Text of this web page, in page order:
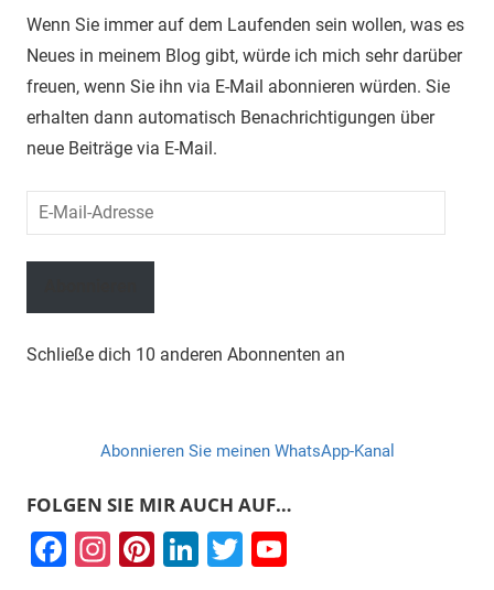
Wenn Sie immer auf dem Laufenden sein wollen, was es
Neues in meinem Blog gibt, würde ich mich sehr darüber
freuen, wenn Sie ihn via E-Mail abonnieren würden. Sie
erhalten dann automatisch Benachrichtigungen über
neue Beiträge via E-Mail.
Mail-
Adresse
Schließe dich 10 anderen Abonnenten an
Abonnieren Sie meinen WhatsApp-Kanal
FOLGEN SIE MIR AUCH AUF…
F
In Pi Li
T